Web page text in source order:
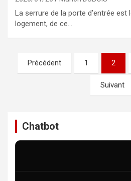
La serrure de la porte d’entrée est
logement, de ce…
Pagination
des
Précédent 1 2
Suivant
Chatbot